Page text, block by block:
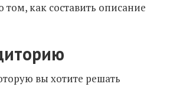
том, как составить описание
вы хотите решать